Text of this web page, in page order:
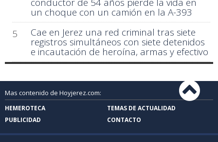
un choque con un camión en la A-393
5
Cae en Jerez una red criminal tras siete
registros simultáneos con siete detenidos
e incautación de heroína, armas y efectivo
Mas contenido de Hoyjerez.com:
HEMEROTECA
TEMAS DE ACTUALIDAD
PUBLICIDAD
CONTACTO